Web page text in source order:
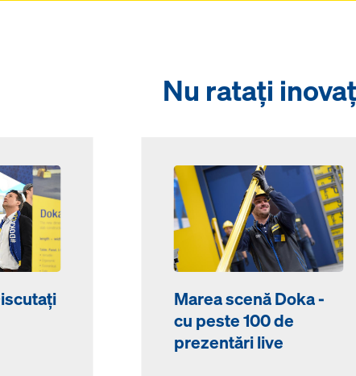
Nu ratați
Open
Marea scenă Doka -
cu peste 100 de
prezentări live